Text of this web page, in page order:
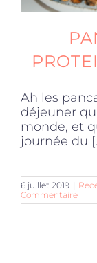
Traiteur
Cours
Accessoires
Offres
Ah les
déjeuner
monde, et
journée du
6 juillet 2019 |
Commentaire